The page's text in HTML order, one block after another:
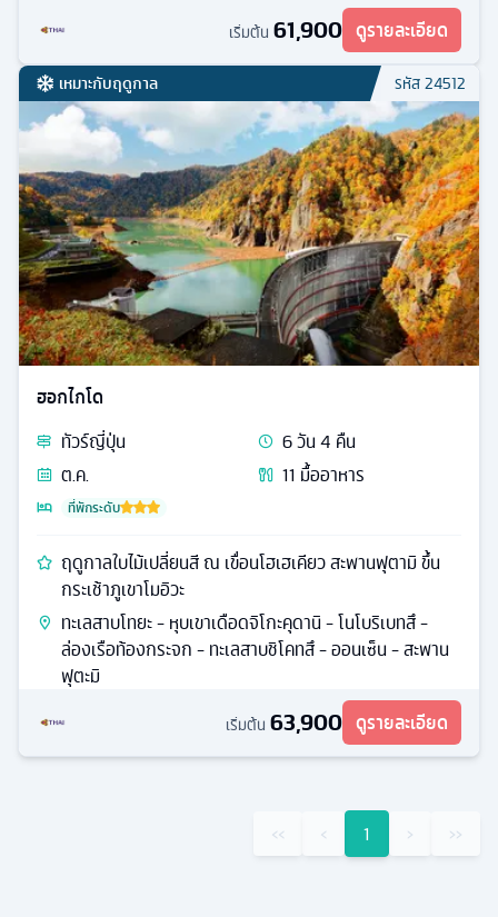
เริ่มต้น 61,900 ดูรายละเอียด
เหมาะกับฤดูกาล รหัส24512
ฮอกไกโด
ทัวร์ญี่ปุ่น 6วัน4 คืน
ต.ค.
11 มื้ออาหาร
ที่พักระดับ
ฤดูกาลใบไม้เปลี่ยนสี ณ เขื่อนโฮเฮเคียว สะพานฟุตามิ ขึ้น
กระเช้าภูเขาโมอิวะ
ทะเลสาบโทยะ - หุบเขาเดือดจิโกะคุดานิ - โนโบริเบทสึ -
ล่องเรือท้องกระจก - ทะเลสาบชิโคทสึ - ออนเซ็น - สะพาน
ฟุตะมิ
เริ่มต้น 63,900 ดูรายละเอียด
‹‹ ‹ 1 › ››